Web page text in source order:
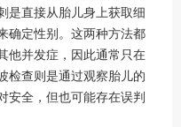
是直接从胎儿身上获取细
确定性别。这两种方法都
他并发症，因此通常只在
检查则是通过观察胎儿的
安全，但也可能存在误判